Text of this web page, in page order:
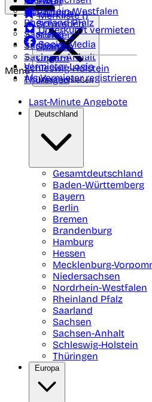
Nordrhein-Westfalen
Rheinland Pfalz
Saarland
Sachsen
Sachsen-Anhalt
Schleswig-Holstein
Thüringen
Portugal
Schweden
Schweiz
Spanien
Ungarn
Merkliste ()
Unterkunft vermieten
Social Media
Vermieter-Login
Als Vermieter registrieren
Menü
Menü schließen
Last-Minute Angebote
Deutschland
Gesamtdeutschland
Baden-Württemberg
Bayern
Berlin
Bremen
Brandenburg
Hamburg
Hessen
Mecklenburg-
Niedersachsen
Nordrhein-Westfalen
Rheinland Pfalz
Saarland
Sachsen
Sachsen-Anhalt
Schleswig-Holstein
Thüringen
Europa